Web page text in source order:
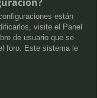
están
visite el Panel
de usuario que se
foro. Este sistema le